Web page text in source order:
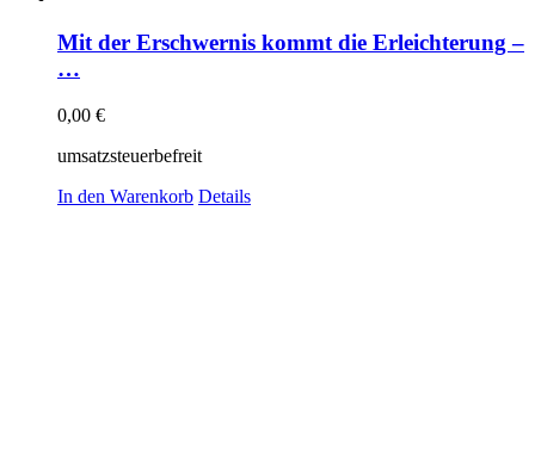
Mit der Erschwernis kommt die Erleichterung –
…
0,00 €
umsatzsteuerbefreit
In den Warenkorb Details